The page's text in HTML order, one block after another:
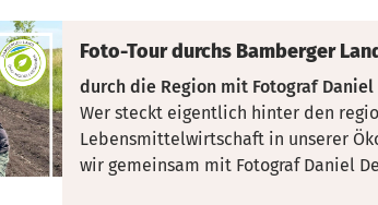
Foto-Tour durchs Bamberger
durch die Region mit Fotograf Daniel
Wer steckt eigentlich hinter den
Lebensmittelwirtschaft in unserer
wir gemeinsam mit Fotograf Daniel